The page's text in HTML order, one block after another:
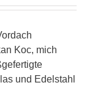
Koc, mich
und Edelstahl